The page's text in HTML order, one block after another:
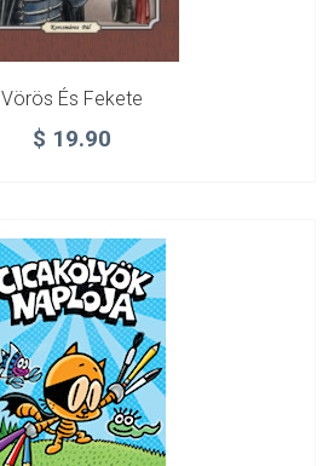
Vörös És Fekete
$ 19.90